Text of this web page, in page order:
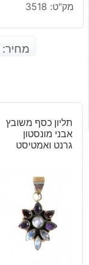
מק"ט: 3518
מחיר:
תליון כסף משובץ
אבני מונסטון
גרנט ואמטיסט